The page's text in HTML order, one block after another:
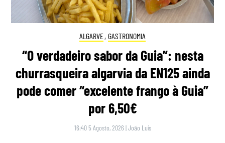
ALGARVE, GASTRONOMIA
“O verdadeiro sabor da Guia”: nesta
churrasqueira algarvia da EN125 ainda
pode comer “excelente frango à Guia”
por 6,50€
16:40 5 Agosto, 2026 |João Luís